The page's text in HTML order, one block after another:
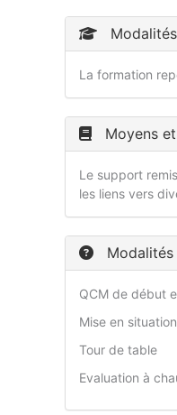
La formation
Moyens
Le support
les liens vers
QCM de début
Mise en
Tour de table
Evaluation à